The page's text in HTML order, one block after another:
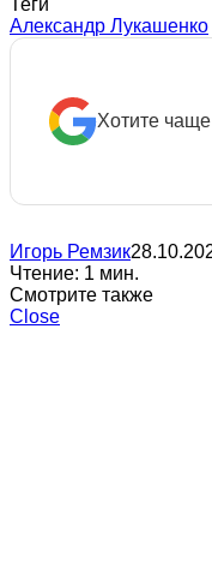
Александр Лукашенко
Хотите
Игорь Ремзик
Чтение: 1 мин.
Смотрите также
Close